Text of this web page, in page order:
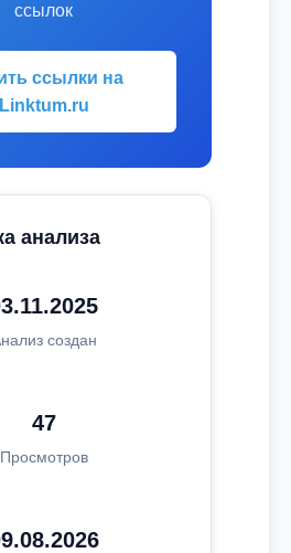
ссылок
ссылки на
Linktum.ru
анализа
создан
47
Просмотров